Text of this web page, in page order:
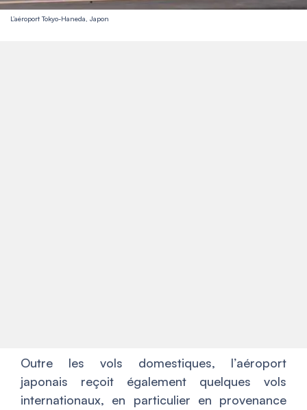
L’aéroport Tokyo-Haneda, Japon
Outre les vols domestiques, l’aéroport
japonais reçoit également quelques vols
internationaux, en particulier en provenance